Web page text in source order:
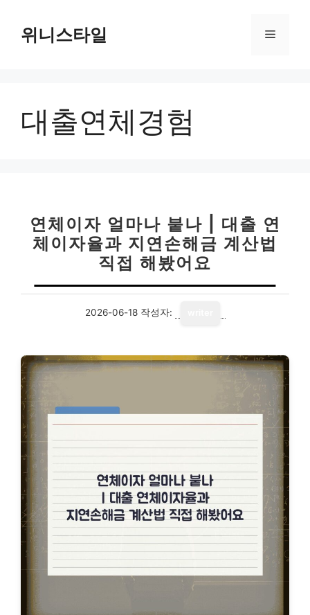
위니스타일 메
대출연체경험
연체이자 얼마나 붙나 | 대출 연
체이자율과 지연손해금 계산법
직접 해봤어요
2026-06-18 작성자: